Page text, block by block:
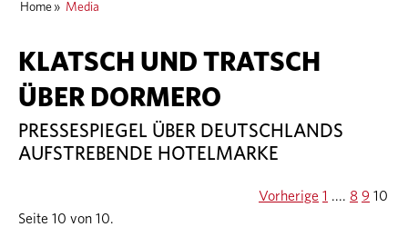
Home » Media
KLATSCH UND TRATSCH
ÜBER DORMERO
PRESSESPIEGEL ÜBER DEUTSCHLANDS
AUFSTREBENDE HOTELMARKE
Seite 10 von 10.
Vorherige 1 .... 8 9 10